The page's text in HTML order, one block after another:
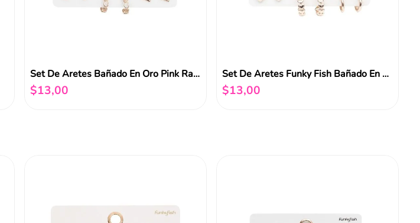
Set De Aretes Bañado En Oro Pink Radiance
$13,00
Set De Aretes Funky Fish Bañado En Oro
$13,00